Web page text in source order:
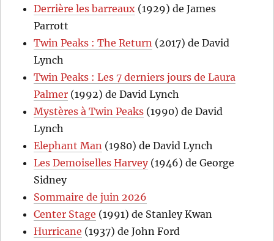
Derrière les barreaux (1929) de James
Parrott
Twin Peaks : The Return (2017) de David
Lynch
Twin Peaks : Les 7 derniers jours de Laura
Palmer (1992) de David Lynch
Mystères à Twin Peaks (1990) de David
Lynch
Elephant Man (1980) de David Lynch
Les Demoiselles Harvey(1946) de George
Sidney
Sommaire de juin 2026
Center Stage (1991) de Stanley Kwan
Hurricane (1937) de John Ford